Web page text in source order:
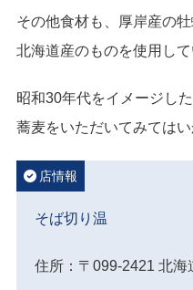
その他食材も、厚岸産の
北海道産のものを使用して
昭和30年代をイメージし
蕎麦をいただいてみてはい
店情報
そば切り温
住所：〒099-2421 北海